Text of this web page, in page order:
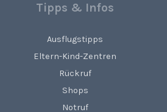
Tipps & Infos
Ausflugstipps
Eltern-Kind-Zentren
Rückruf
Shops
Notruf